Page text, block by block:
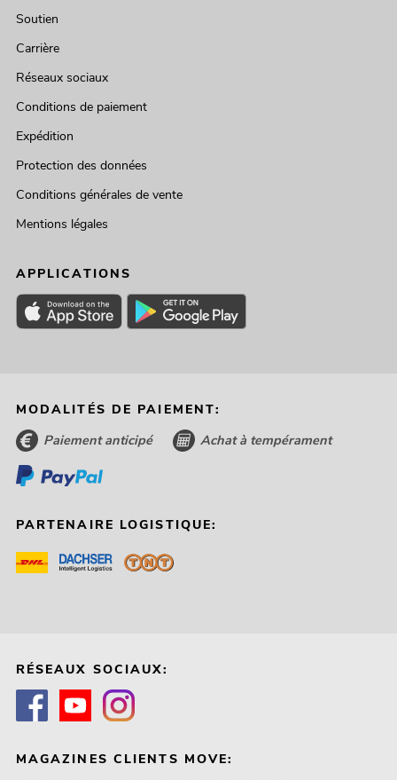
Soutien
Carrière
Réseaux sociaux
Conditions de paiement
Expédition
Protection des données
Conditions générales de vente
Mentions légales
APPLICATIONS
MODALITÉS DE PAIEMENT:
Paiement anticipé Achat à tempérament
PARTENAIRE LOGISTIQUE:
RÉSEAUX SOCIAUX:
MAGAZINES CLIENTS MOVE: